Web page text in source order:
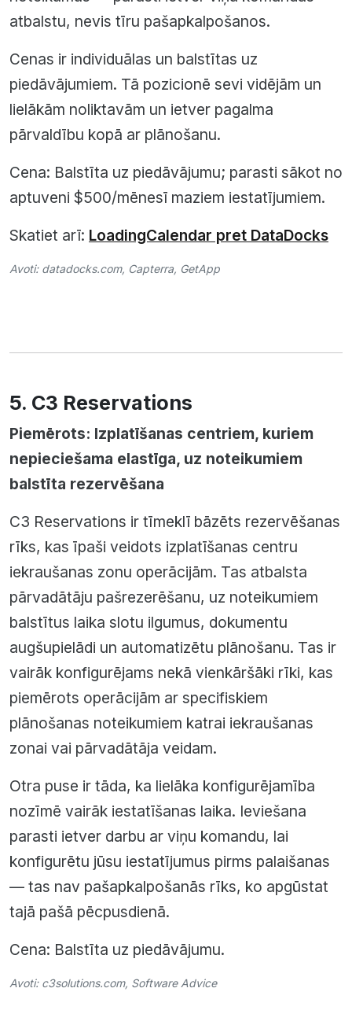
atbalstu, nevis tīru pašapkalpošanos.
Cenas ir individuālas un balstītas uz
piedāvājumiem. Tā pozicionē sevi vidējām un
lielākām noliktavām un ietver pagalma
pārvaldību kopā ar plānošanu.
Cena: Balstīta uz piedāvājumu; parasti sākot no
aptuveni $500/mēnesī maziem iestatījumiem.
Skatiet arī: LoadingCalendar pret DataDocks
Avoti: datadocks.com, Capterra, GetApp
5. C3 Reservations
Piemērots: Izplatīšanas centriem, kuriem
nepieciešama elastīga, uz noteikumiem
balstīta rezervēšana
C3 Reservations ir tīmeklī bāzēts rezervēšanas
rīks, kas īpaši veidots izplatīšanas centru
iekraušanas zonu operācijām. Tas atbalsta
pārvadātāju pašrezerēšanu, uz noteikumiem
balstītus laika slotu ilgumus, dokumentu
augšupielādi un automatizētu plānošanu. Tas ir
vairāk konfigurējams nekā vienkāršāki rīki, kas
piemērots operācijām ar specifiskiem
plānošanas noteikumiem katrai iekraušanas
zonai vai pārvadātāja veidam.
Otra puse ir tāda, ka lielāka konfigurējamība
nozīmē vairāk iestatīšanas laika. Ieviešana
parasti ietver darbu ar viņu komandu, lai
konfigurētu jūsu iestatījumus pirms palaišanas
— tas nav pašapkalpošanās rīks, ko apgūstat
tajā pašā pēcpusdienā.
Cena: Balstīta uz piedāvājumu.
Avoti: c3solutions.com, Software Advice